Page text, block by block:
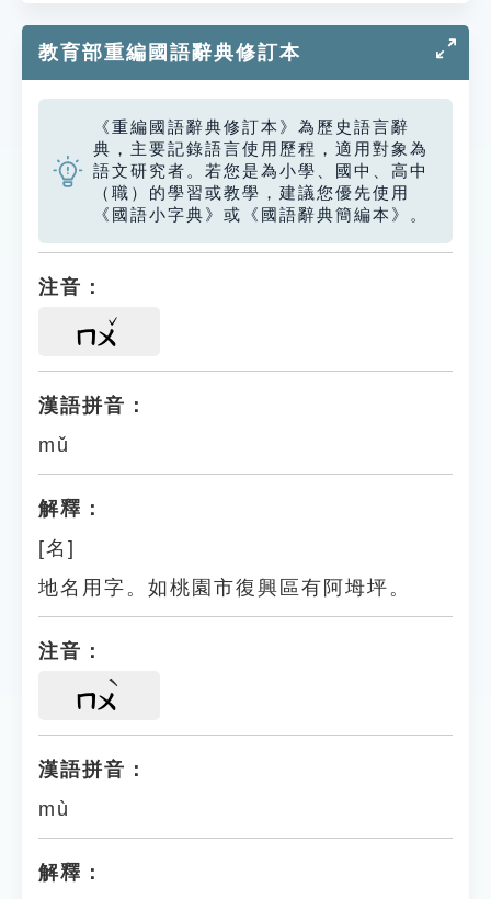
教育部重編國語辭典修訂本
《重編國語辭典修訂本》為歷史語言辭
典，主要記錄語言使用歷程，適用對象為
語文研究者。若您是為小學、國中、高中
（職）的學習或教學，建議您優先使用
《國語小字典》或《國語辭典簡編本》。
注音：
ㄇㄨ
漢語拼音：
mǔ
解釋：
[名]
地名用字。如桃園市復興區有阿坶坪。
注音：
ㄇㄨ
漢語拼音：
mù
解釋：